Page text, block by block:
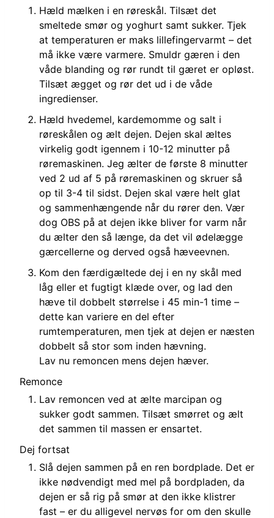
Hæld mælken i en røreskål. Tilsæt det
smeltede smør og yoghurt samt sukker. Tjek
at temperaturen er maks lillefingervarmt – det
må ikke være varmere. Smuldr gæren i den
våde blanding og rør rundt til gæret er opløst.
Tilsæt ægget og rør det ud i de våde
ingredienser.
Hæld hvedemel, kardemomme og salt i
røreskålen og ælt dejen. Dejen skal æltes
virkelig godt igennem i 10-12 minutter på
røremaskinen. Jeg ælter de første 8 minutter
ved 2 ud af 5 på røremaskinen og skruer så
op til 3-4 til sidst. Dejen skal være helt glat
og sammenhængende når du rører den. Vær
dog OBS på at dejen ikke bliver for varm når
du ælter den så længe, da det vil ødelægge
gærcellerne og derved også hæveevnen.
Kom den færdigæltede dej i en ny skål med
låg eller et fugtigt klæde over, og lad den
hæve til dobbelt størrelse i 45 min-1 time –
dette kan variere en del efter
rumtemperaturen, men tjek at dejen er næsten
dobbelt så stor som inden hævning.
Lav nu remoncen mens dejen hæver.
Remonce
Lav remoncen ved at ælte marcipan og
sukker godt sammen. Tilsæt smørret og ælt
det sammen til massen er ensartet.
Dej fortsat
Slå dejen sammen på en ren bordplade. Det er
ikke nødvendigt med mel på bordpladen, da
dejen er så rig på smør at den ikke klistrer
fast – er du alligevel nervøs for om den skulle